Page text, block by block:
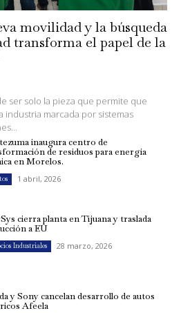
movilidad y la búsqueda
transforma el papel de la
ser solo la pieza que permite que
industria marcada por sistemas
inaugura centro de
de residuos para energía
en Morelos.
1 abril, 2026
cierra planta en Tijuana y traslada
a EU
Industriales 28 marzo, 2026
y Sony cancelan desarrollo de autos
Afeela